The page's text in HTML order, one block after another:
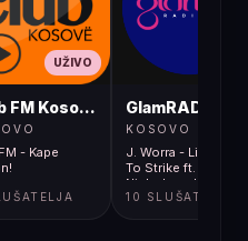
UŽIVO
FM Kosovë
- Kape
GlamRADIO
KOSOVO
J. Worra - Lightning
To Strike ft. Nathan
Nicholson Insomnia
10 SLUŠATELJA